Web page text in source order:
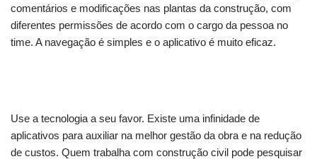
comentários e modificações nas plantas da construção, com
diferentes permissões de acordo com o cargo da pessoa no
time. A navegação é simples e o aplicativo é muito eficaz.
Use a tecnologia a seu favor. Existe uma infinidade de
aplicativos para auxiliar na melhor gestão da obra e na redução
de custos. Quem trabalha com construção civil pode pesquisar